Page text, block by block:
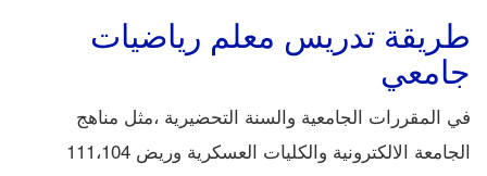
طريقة تدريس معلم رياضيات
جامعي
في المقررات الجامعية والسنة التحضيرية ،مثل مناهج
الجامعة الالكترونية والكليات العسكرية وريض 111،104